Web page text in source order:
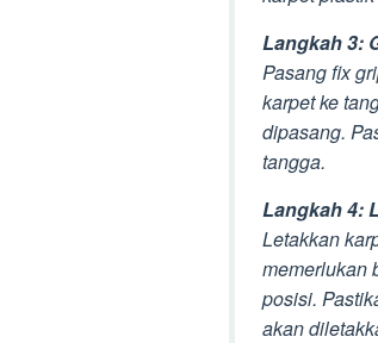
Langkah 3:
Pasang fix
karpet ke
dipasang.
tangga.
Langkah 4:
Letakkan
memerlukan
posisi.
akan